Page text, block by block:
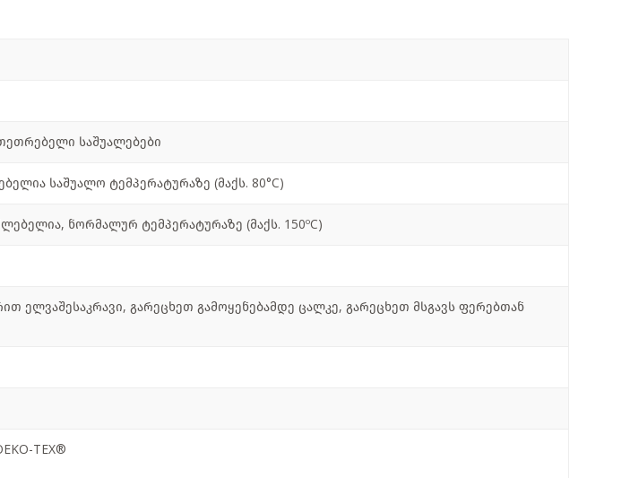
საშუალებები
საშუალო ტემპერატურაზე (მაქს. 80°C)
ნორმალურ ტემპერატურაზე (მაქს. 150ºC)
ელვაშესაკრავი, გარეცხეთ გამოყენებამდე ცალკე, გარეცხეთ მსგავს ფერებთან
TEX®